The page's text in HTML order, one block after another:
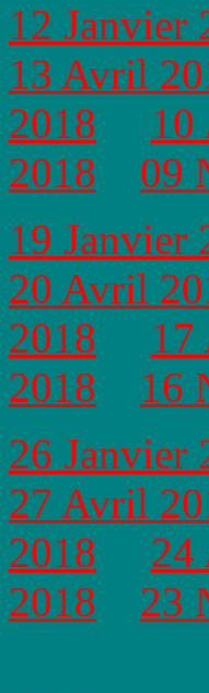
12 Janvier
13 Avril
2018
10
2018
09
19 Janvier
20 Avril
2018
17
2018
16
26 Janvier
27 Avril
2018
24
2018
23